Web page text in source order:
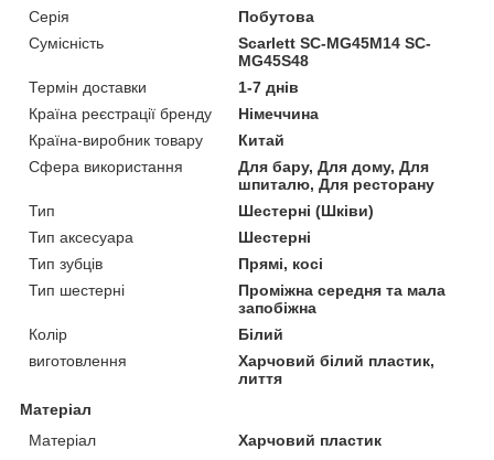
Серія
Побутова
Сумісність
Scarlett SC-MG45M14 SC-
MG45S48
Термін доставки
1-7 днів
Країна реєстрації бренду
Німеччина
Країна-виробник товару
Китай
Сфера використання
Для бару, Для дому, Для
шпиталю, Для ресторану
Тип
Шестерні (Шківи)
Тип аксесуара
Шестерні
Тип зубців
Прямі, косі
Тип шестерні
Проміжна середня та мала
запобіжна
Колір
Білий
виготовлення
Харчовий білий пластик,
лиття
Матеріал
Матеріал
Харчовий пластик